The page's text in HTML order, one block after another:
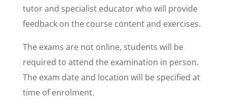
tutor and specialist educator who will provide
feedback on the course content and exercises.
The exams are not online, students will be
required to attend the examination in person.
The exam date and location will be specified at
time of enrolment.